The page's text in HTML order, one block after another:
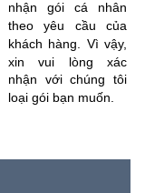
nhận gói cá nhân
theo yêu cầu của
khách hàng. Vì vậy,
xin vui lòng xác
nhận với chúng tôi
loại gói bạn muốn.